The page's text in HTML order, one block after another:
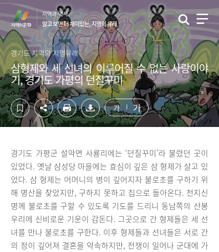
컨
텐
츠
영
역
바
로
가
기
하
단
영
역
바
로
가
기
지역과 역사
알고 보면 더 재미있는, 지명의 유래
경기도 지역의 지명유래
삼형제와 세 선녀의 이루어질 수 없는 사랑이야
기, 경기도 가평의 던질꾸미
가 가
경기도 가평군 설악면 사룡리에는 ‘던질꾸미’라 불렸던 곳이
있었다. 옛날 삼성당 마을에는 효심이 깊은 삼 형제가 살고 있
었다. 삼 형제는 어머니의 병이 깊어지자 불로초를 구하기 위
해 명산을 찾았지만, 구하지 못하고 집으로 돌아온다. 천지신
명께 불로초를 구할 수 있도록 기도를 드리니 동남쪽의 산봉
우리에 신비로운 기운이 감돈다. 그곳으로 간 형제들은 세 선
녀를 만나 불로초를 구한다. 이후 형제들과 선녀들은 서로 간
의 정이 깊어져 결혼을 약속하지만, 전쟁이 일어나 군대에 가